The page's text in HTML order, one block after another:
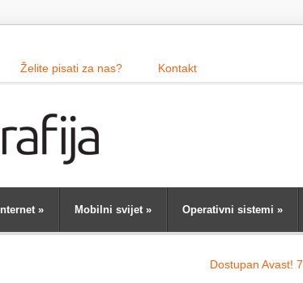
Želite pisati za nas? Kontakt
Internet» Mobilni svijet» Operativni sistemi »
Dostupan Avast! 7